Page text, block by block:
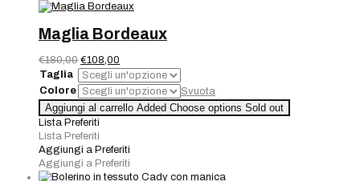
Maglia Bordeaux
€180,00 Il
prezzo
originale
era:
€180,00.
€108,00
prezzo
attuale
è:
€108,00.
Taglia
Colore
Svuota
Maglia
Bordeaux
quantità
Aggiungi al carrello Added Choose options Sold out
Lista Preferiti
Lista Preferiti
Aggiungi a Preferiti
Aggiungi a Preferiti